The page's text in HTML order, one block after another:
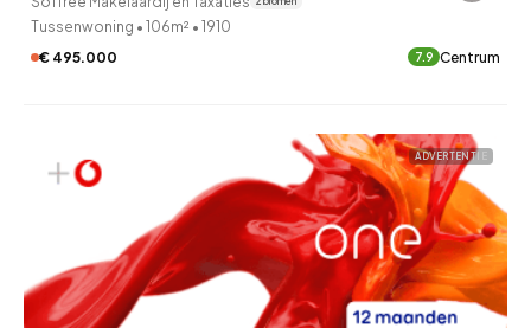
Tussenwoning • 106m² • 1910
€ 495.000
7.9 Centrum
ADVERTENTIE